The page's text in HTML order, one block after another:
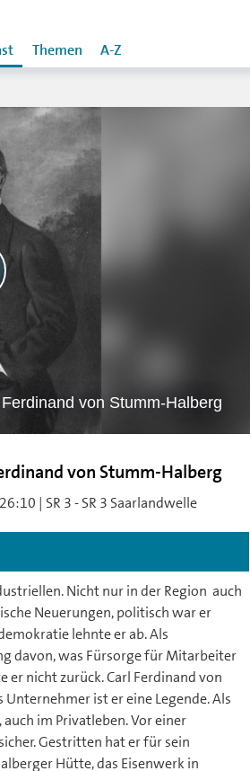
Themen A-Z
von Stumm-Halberg
von Stumm-Halberg
| SR 3 - SR 3 Saarlandwelle
Nicht nur in der Region  auch
Neuerungen, politisch war er
lehnte er ab. Als
davon, was Fürsorge für Mitarbeiter
er nicht zurück. Carl Ferdinand von
ist er eine Legende. Als
im Privatleben. Vor einer
Gestritten hat er für sein
Hütte, das Eisenwerk in